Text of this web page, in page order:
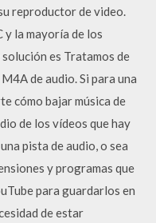
reproductor de video.
la mayoría de los
es Tratamos de
de audio. Si para una
cómo bajar música de
de los vídeos que hay
pista de audio, o sea
y programas que
para guardarlos en
de estar